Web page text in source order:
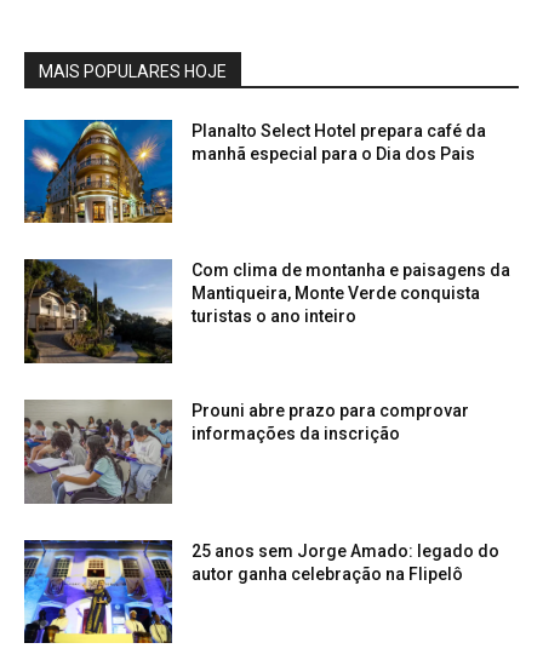
MAIS POPULARES HOJE
Planalto Select Hotel prepara café da
manhã especial para o Dia dos Pais
Com clima de montanha e paisagens da
Mantiqueira, Monte Verde conquista
turistas o ano inteiro
Prouni abre prazo para comprovar
informações da inscrição
25 anos sem Jorge Amado: legado do
autor ganha celebração na Flipelô